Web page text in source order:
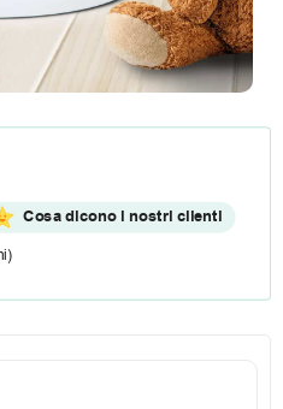
Cosa dicono i nostri clienti